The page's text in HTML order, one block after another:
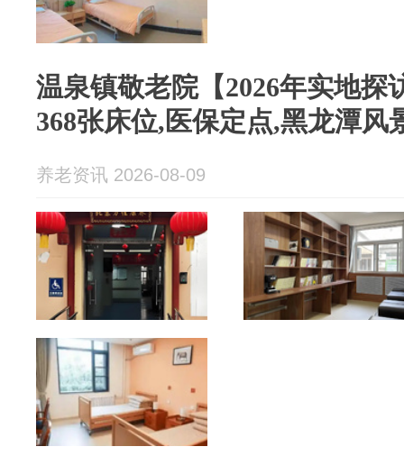
温泉镇敬老院【2026年实地探
368张床位,医保定点,黑龙潭风
养老资讯 2026-08-09